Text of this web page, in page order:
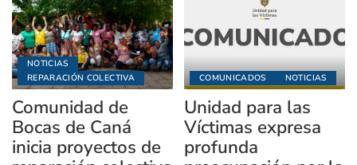
NOTICIAS
REPARACIÓN COLECTIVA
Comunidad de
Bocas de Caná
inicia proyectos de
COMUNICADOS NOTICIAS
Unidad para las
Víctimas expresa
profunda